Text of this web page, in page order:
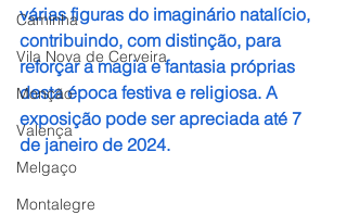
Caminha
Vila Nova de Cerveira
Monção
Valença
Melgaço
Montalegre
várias figuras do imaginário natalício,
contribuindo, com distinção, para
reforçar a magia e fantasia próprias
desta época festiva e religiosa. A
exposição pode ser apreciada até 7
de janeiro de 2024.